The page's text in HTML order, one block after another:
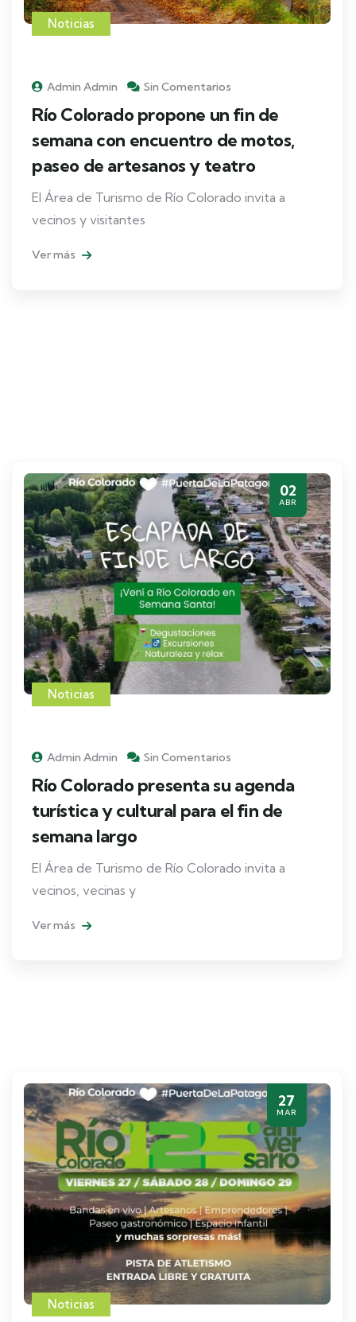
Noticias
Admin Admin Sin Comentarios
Río Colorado propone un fin de
semana con encuentro de motos,
paseo de artesanos y teatro
El Área de Turismo de Río Colorado invita a
vecinos y visitantes
Ver más
02
ABR
Noticias
Admin Admin Sin Comentarios
Río Colorado presenta su agenda
turística y cultural para el fin de
semana largo
El Área de Turismo de Río Colorado invita a
vecinos, vecinas y
Ver más
27
MAR
Noticias